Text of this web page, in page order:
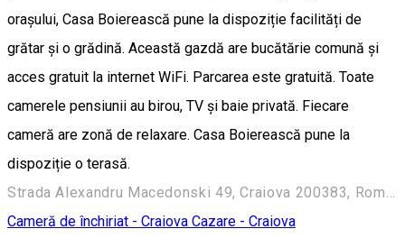
orașului, Casa Boierească pune la dispoziție facilități de
grătar și o grădină. Această gazdă are bucătărie comună și
acces gratuit la internet WiFi. Parcarea este gratuită. Toate
camerele pensiunii au birou, TV și baie privată. Fiecare
cameră are zonă de relaxare. Casa Boierească pune la
dispoziție o terasă.
Cameră de închiriat - Craiova Cazare - Craiova